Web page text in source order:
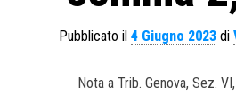
Pubblicato il 4 Giugno 2023 di
Nota a Trib. Genova, Sez.